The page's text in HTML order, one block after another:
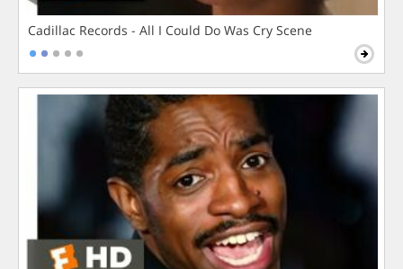
Cadillac Records - All I Could Do Was Cry Scene